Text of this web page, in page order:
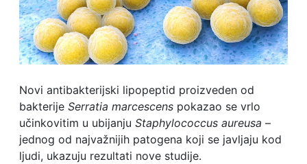
Novi antibakterijski lipopeptid proizveden od
bakterije Serratia marcescenspokazao se vrlo
učinkovitim u ubijanju Staphylococcus aureusa –
jednog od najvažnijih patogena koji se javljaju kod
ljudi, ukazuju rezultati nove studije.